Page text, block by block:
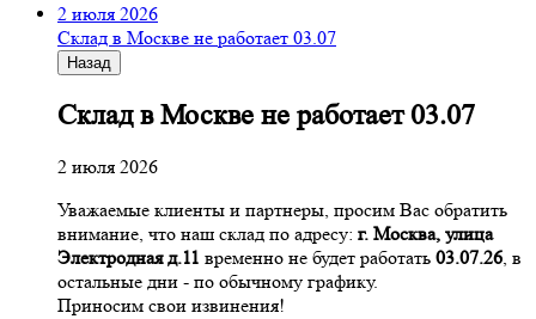
2 июля 2026
Склад в Москве не работает 03.07
Назад
Склад в Москве не работает 03.07
2 июля 2026
Уважаемые клиенты и партнеры, просим Вас обратить
внимание, что наш склад по адресу: г. Москва, улица
Электродная д.11 временно не будет работать 03.07.26, в
остальные дни - по обычному графику.
Приносим свои извинения!